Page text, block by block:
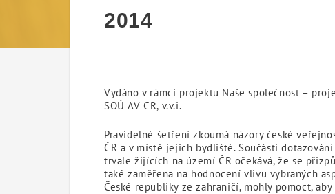
2014
Vydáno v rámci projektu Naše společnost –
SOÚ AV CR, v.v.i.
Pravidelné šetření zkoumá názory české
ČR a v místě jejich bydliště. Součástí
trvale žijících na území ČR očekává, že se
také zaměřena na hodnocení vlivu vybraných
České republiky ze zahraničí, mohly pomoct,